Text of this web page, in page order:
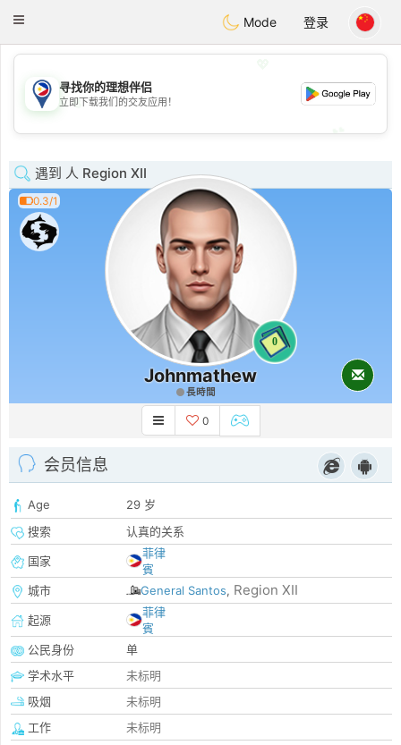
PhilippinesChat
Toggle
Mode 登录
💖
寻找你的理想伴侣
立即下载我们的交友应用！
遇到 人 Region XII
0.3/1
0
Johnmathew
長時間
0
会员信息
Age
29 岁
搜索
认真的关系
国家
菲律
賓
城市
General Santos, Region XII
起源
菲律
賓
公民身份
单
学术水平
未标明
吸烟
未标明
工作
未标明